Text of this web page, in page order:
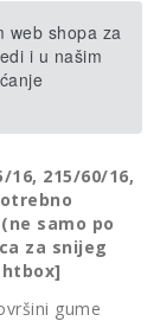
web shopa za
i u našim
16, 215/60/16,
samo po
za snijeg
gume